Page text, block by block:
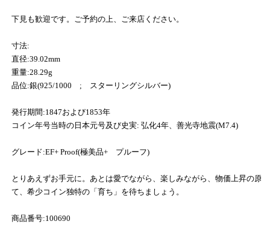
下見も歓迎です。ご予約の上、ご来店ください。
寸法:
直径:39.02mm
重量:28.29g
品位:銀(925/1000 ; スターリングシルバー)
発行期間:1847および1853年
コイン年号当時の日本元号及び史実: 弘化4年、善光寺地震(M7.4)
グレード:EF+ Proof(極美品+ プルーフ)
とりあえずお手元に。あとは愛でながら、楽しみながら、物価上昇の原
て、希少コイン独特の「育ち」を待ちましょう。
商品番号:100690